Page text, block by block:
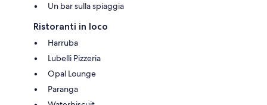
Un bar sulla spiaggia
Ristoranti in loco
Harruba
Lubelli Pizzeria
Opal Lounge
Paranga